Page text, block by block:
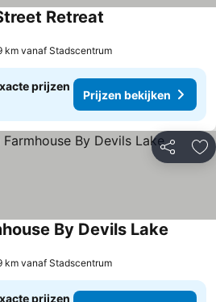
Retreat
km vanaf Stadscentrum
prijzen
Prijzen bekijken
Delen
By Devils Lake
km vanaf Stadscentrum
prijzen